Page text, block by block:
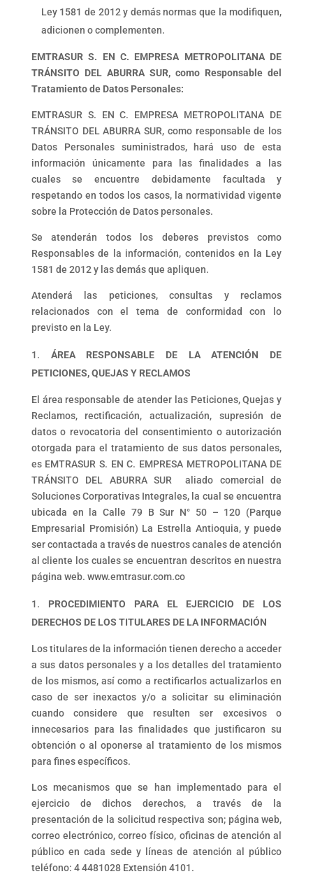
Ley 1581 de 2012 y demás normas que la modifiquen,
adicionen o complementen.
EMTRASUR S. EN C. EMPRESA METROPOLITANA DE
TRÁNSITO DEL ABURRA SUR, como Responsable del
Tratamiento de Datos Personales:
EMTRASUR S. EN C. EMPRESA METROPOLITANA DE
TRÁNSITO DEL ABURRA SUR, como responsable de los
Datos Personales suministrados, hará uso de esta
información únicamente para las finalidades a las
cuales se encuentre debidamente facultada y
respetando en todos los casos, la normatividad vigente
sobre la Protección de Datos personales.
Se atenderán todos los deberes previstos como
Responsables de la información, contenidos en la Ley
1581 de 2012 y las demás que apliquen.
Atenderá las peticiones, consultas y reclamos
relacionados con el tema de conformidad con lo
previsto en la Ley.
ÁREA RESPONSABLE DE LA ATENCIÓN DE
PETICIONES, QUEJAS Y RECLAMOS
El área responsable de atender las Peticiones, Quejas y
Reclamos, rectificación, actualización, supresión de
datos o revocatoria del consentimiento o autorización
otorgada para el tratamiento de sus datos personales,
es EMTRASUR S. EN C. EMPRESA METROPOLITANA DE
TRÁNSITO DEL ABURRA SUR aliado comercial de
Soluciones Corporativas Integrales, la cual se encuentra
ubicada en laCalle 79 B Sur N° 50 – 120 (Parque
Empresarial Promisión) La Estrella Antioquia, y puede
ser contactada a través de nuestros canales de atención
al cliente los cuales se encuentran descritos en nuestra
página web. www.emtrasur.com.co
PROCEDIMIENTO PARA EL EJERCICIO DE LOS
DERECHOS DE LOS TITULARES DE LA INFORMACIÓN
Los titulares de la información tienen derecho a acceder
a sus datos personales y a los detalles del tratamiento
de los mismos, así como a rectificarlos actualizarlos en
caso de ser inexactos y/o a solicitar su eliminación
cuando considere que resulten ser excesivos o
innecesarios para las finalidades que justificaron su
obtención o al oponerse al tratamiento de los mismos
para fines específicos.
Los mecanismos que se han implementado para el
ejercicio de dichos derechos, a través de la
presentación de la solicitud respectiva son; página web,
correo electrónico, correo físico, oficinas de atención al
público en cada sede y líneas de atención al público
teléfono: 4 4481028 Extensión 4101.